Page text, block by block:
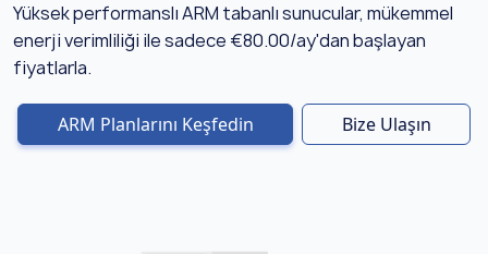
Yüksek performanslı ARM tabanlı sunucular, mükemmel
enerji verimliliği ile sadece €80.00/ay'dan başlayan
fiyatlarla.
ARM Planlarını Keşfedin Bize Ulaşın